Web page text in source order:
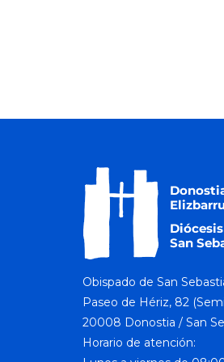
Obispado de San
Paseo de Hériz, 82
20008 Donostia / San
Horario de atención: